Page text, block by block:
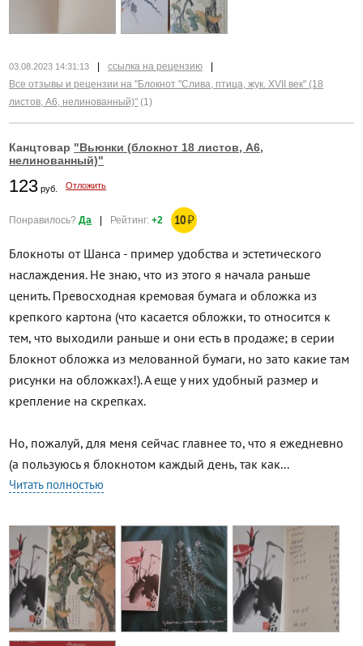
03.08.2023 14:31:13 ссылка на рецензию
Все отзывы и рецензии на "Блокнот "Слива, птица, жук. XVII век" (18
листов, А6, нелинованный)" (1)
Канцтовар "Вьюнки (блокнот 18 листов, А6,
нелинованный)"
123 руб. Отложить
Понравилось?Да | Рейтинг:+2 10₽
Блокноты от Шанса - пример удобства и эстетического
наслаждения. Не знаю, что из этого я начала раньше
ценить. Превосходная кремовая бумага и обложка из
крепкого картона (что касается обложки, то относится к
тем, что выходили раньше и они есть в продаже; в серии
Блокнот обложка из мелованной бумаги, но зато какие там
рисунки на обложках!). А еще у них удобный размер и
крепление на скрепках.
Но, пожалуй, для меня сейчас главнее то, что я ежедневно
(а пользуюсь я блокнотом каждый день, так как...
Читать полностью